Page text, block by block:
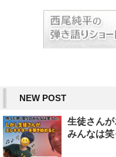
NEW POST
生徒さん
みんなは